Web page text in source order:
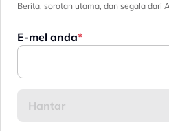
Berita, sorotan utama, dan segala dari
E-mel anda